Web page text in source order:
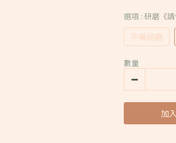
選項 : 研磨《
不需研磨
數量
加